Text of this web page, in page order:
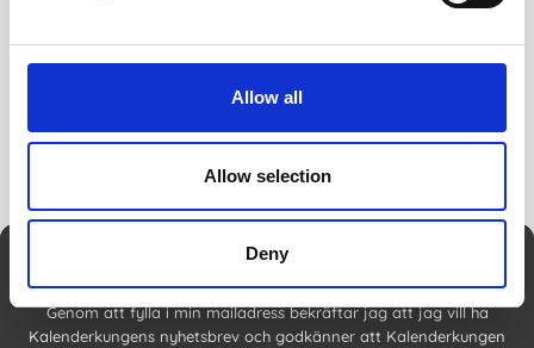
Allow all
Allow selection
Deny
Genom att fylla i min mailadress bekräftar jag att jag vill ha
Kalenderkungens nyhetsbrev och godkänner att Kalenderkungen